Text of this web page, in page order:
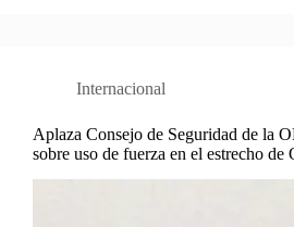
Internacional
Aplaza Consejo de Seguridad de la
sobre uso de fuerza en el estrecho de